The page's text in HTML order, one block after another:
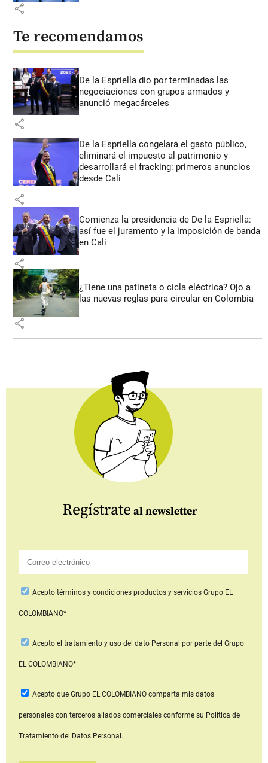
share
Te recomendamos
De la Espriella dio por terminadas las
negociaciones con grupos armados y
anunció megacárceles
share
De la Espriella congelará el gasto público,
eliminará el impuesto al patrimonio y
desarrollará el fracking: primeros anuncios
desde Cali
share
Comienza la presidencia de De la Espriella:
así fue el juramento y la imposición de banda
en Cali
share
¿Tiene una patineta o cicla eléctrica? Ojo a
las nuevas reglas para circular en Colombia
share
Regístrate al newsletter
Aceptotérminos y condiciones productos y serviciosGrupo EL
COLOMBIANO*
Acepto el tratamiento y uso del dato Personal por parte del Grupo
EL COLOMBIANO*
Acepto que Grupo EL COLOMBIANOcomparta mis datos
personales con terceros aliados comerciales conforme su Política de
Tratamiento del Datos Personal.